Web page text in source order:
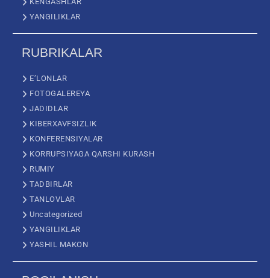
YANGILIKLAR
RUBRIKALAR
E’LONLAR
FOTOGALEREYA
JADIDLAR
KIBERXAVFSIZLIK
KONFERENSIYALAR
KORRUPSIYAGA QARSHI KURASH
RUMIY
TADBIRLAR
TANLOVLAR
Uncategorized
YANGILIKLAR
YASHIL MAKON